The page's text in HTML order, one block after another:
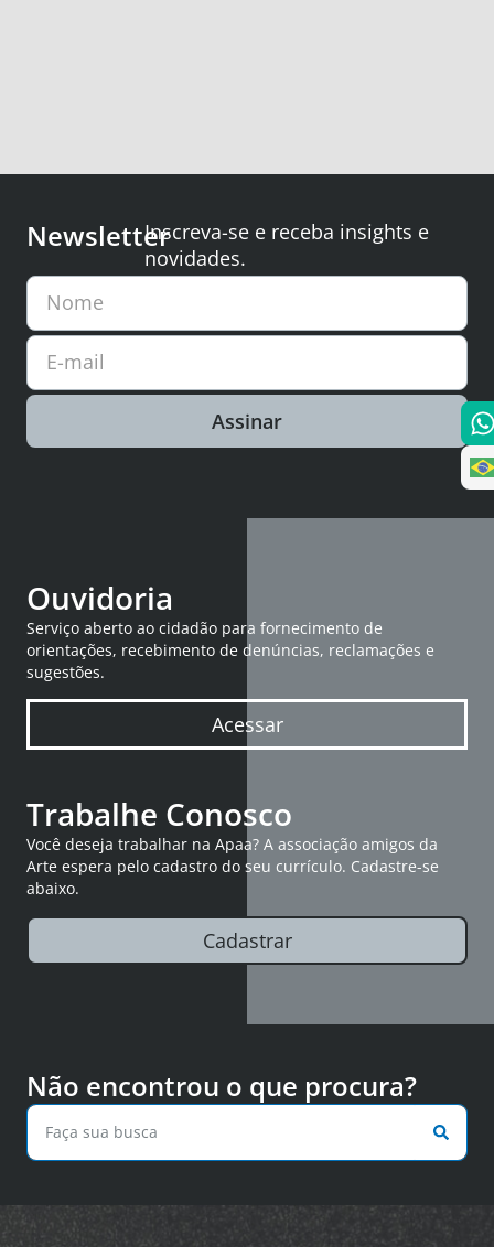
NewsletterInscreva-se e receba insights e
novidades.
Nome
E-mail
Assinar
Ouvidoria
Serviço aberto ao cidadão para fornecimento de
orientações, recebimento de denúncias, reclamações e
sugestões.
Acessar
Trabalhe Conosco
Você deseja trabalhar na Apaa? A associação amigos da
Arte espera pelo cadastro do seu currículo. Cadastre-se
abaixo.
Cadastrar
Não encontrou o que procura?